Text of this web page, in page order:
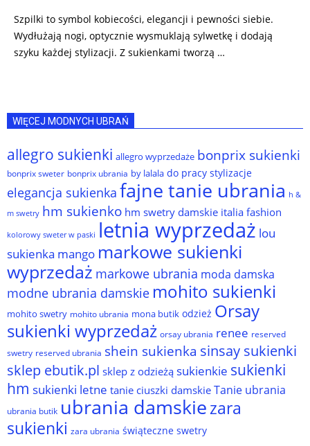
Szpilki to symbol kobiecości, elegancji i pewności siebie.
Wydłużają nogi, optycznie wysmuklają sylwetkę i dodają
szyku każdej stylizacji. Z sukienkami tworzą …
WIĘCEJ MODNYCH UBRAŃ
allegro sukienki allegro wyprzedaże bonprix sukienki
bonprix sweter bonprix ubrania by lalala do pracy stylizacje
elegancja sukienka fajne tanie ubrania h &
m swetry hm sukienko hm swetry damskie italia fashion
kolorowy sweter w paski letnia wyprzedaż lou
sukienka mango markowe sukienki
wyprzedaż markowe ubrania moda damska
modne ubrania damskie mohito sukienki
mohito swetry mohito ubrania mona butik odzież Orsay
sukienki wyprzedaż orsay ubrania renee reserved
swetry reserved ubrania shein sukienka sinsay sukienki
sklep ebutik.pl sklep z odzieżą sukienkie sukienki
hm sukienki letne tanie ciuszki damskie Tanie ubrania
ubrania butik ubrania damskiezara
sukienki zara ubrania świąteczne swetry